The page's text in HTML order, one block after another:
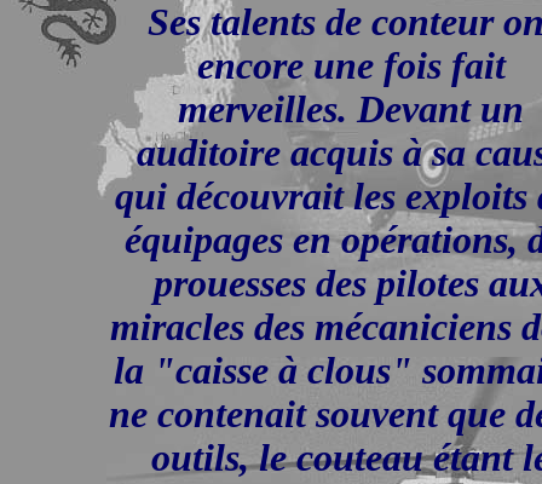
Ses talents de conteur
encore une fois fait
merveilles. Devant un
auditoire acquis à sa
qui découvrait les exploits
équipages en opérations,
prouesses des pilotes
miracles des mécaniciens
la "caisse à clous"
ne contenait souvent que
outils, le couteau étant